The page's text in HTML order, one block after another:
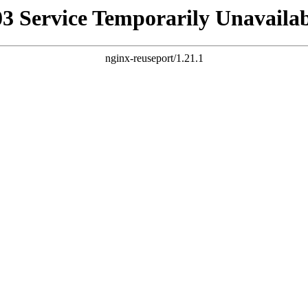
Service Temporarily
nginx-reuseport/1.21.1